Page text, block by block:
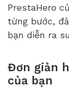
PrestaHero
từng bước,
bạn diễn ra
Đơn giản
của bạn